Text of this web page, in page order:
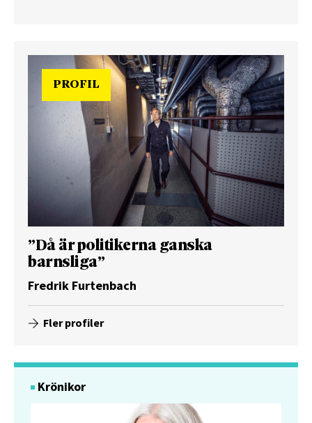
PROFIL
”Då är politikerna ganska
barnsliga”
Fredrik Furtenbach
Fler profiler
Krönikor